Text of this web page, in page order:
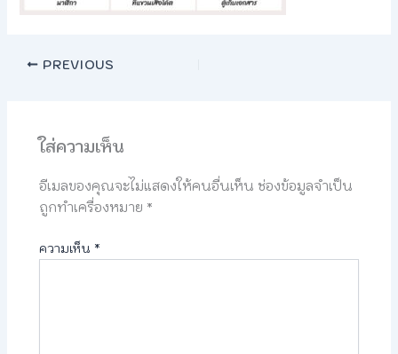
PREVIOUS
ใส่ความเห็น
อีเมลของคุณจะไม่แสดงให้คนอื่นเห็น ช่องข้อมูลจำเป็น
ถูกทำเครื่องหมาย *
ความเห็น *